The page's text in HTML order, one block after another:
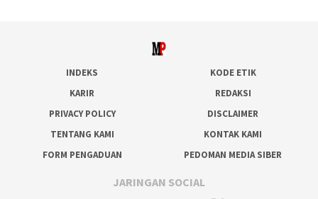
INDEKS
KODE ETIK
KARIR
REDAKSI
PRIVACY POLICY
DISCLAIMER
TENTANG KAMI
KONTAK KAMI
FORM PENGADUAN
PEDOMAN MEDIA SIBER
JARINGAN SOCIAL